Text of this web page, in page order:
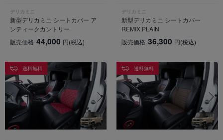
デリカミニ
新型デリカミニ シートカバー ア
ンティークカントリー
販売価格 44,000 円(税込)
デリカミニ
新型デリカミニ シートカバー
REMIX PLAIN
販売価格 36,300 円(税込)
送料無料 送料無料